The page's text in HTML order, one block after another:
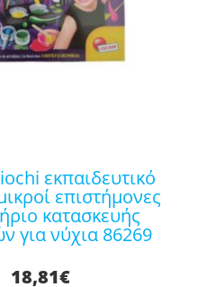
επιστήμονες
κατασκευής
για νύχια 86269
18,81€